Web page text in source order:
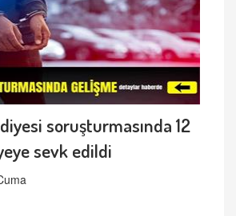
soruşturmasında 12
sevk edildi